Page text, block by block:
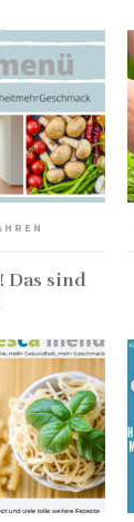
Das sind